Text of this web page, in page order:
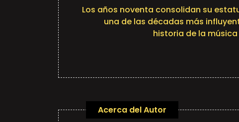
Los años noventa consolidan su
una de las décadas más
historia de la
Acerca del Autor